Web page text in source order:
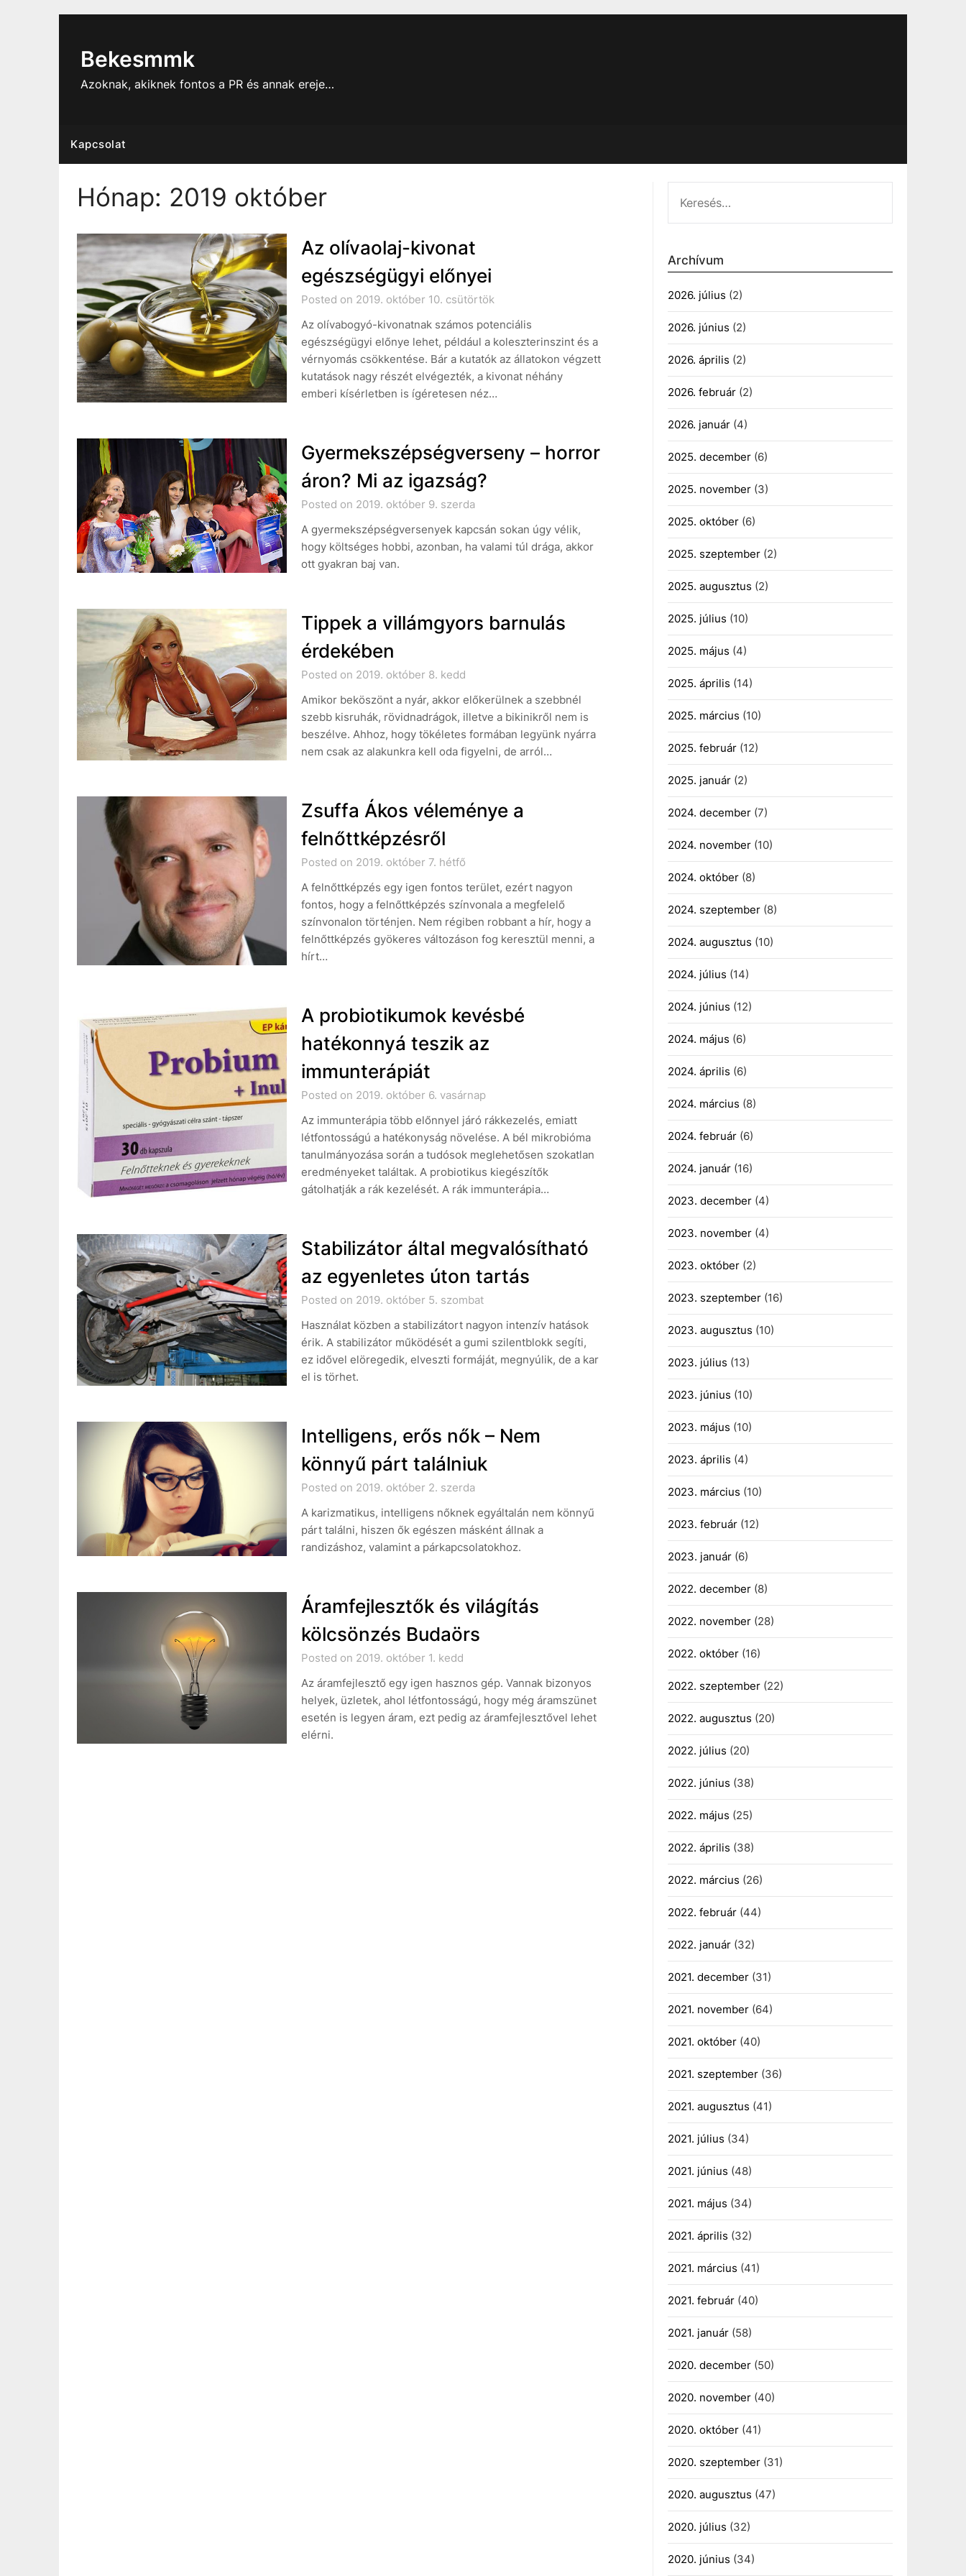
Bekesmmk
Azoknak, akiknek fontos a PR és annak ereje…
Kapcsolat
Hónap: 2019 október
Az olívaolaj-kivonat
egészségügyi előnyei
Posted on 2019. október 10. csütörtök
Az olívabogyó-kivonatnak számos potenciális
egészségügyi előnye lehet, például a koleszterinszint és a
vérnyomás csökkentése. Bár a kutatók az állatokon végzett
kutatások nagy részét elvégezték, a kivonat néhány
emberi kísérletben is ígéretesen néz…
Gyermekszépségverseny – horror
áron? Mi az igazság?
Posted on 2019. október 9. szerda
A gyermekszépségversenyek kapcsán sokan úgy vélik,
hogy költséges hobbi, azonban, ha valami túl drága, akkor
ott gyakran baj van.
Tippek a villámgyors barnulás
érdekében
Posted on 2019. október 8. kedd
Amikor beköszönt a nyár, akkor előkerülnek a szebbnél
szebb kisruhák, rövidnadrágok, illetve a bikinikről nem is
beszélve. Ahhoz, hogy tökéletes formában legyünk nyárra
nem csak az alakunkra kell oda figyelni, de arról…
Zsuffa Ákos véleménye a
felnőttképzésről
Posted on 2019. október 7. hétfő
A felnőttképzés egy igen fontos terület, ezért nagyon
fontos, hogy a felnőttképzés színvonala a megfelelő
színvonalon történjen. Nem régiben robbant a hír, hogy a
felnőttképzés gyökeres változáson fog keresztül menni, a
hírt…
A probiotikumok kevésbé
hatékonnyá teszik az
immunterápiát
Posted on 2019. október 6. vasárnap
Az immunterápia több előnnyel járó rákkezelés, emiatt
létfontosságú a hatékonyság növelése. A bél mikrobióma
tanulmányozása során a tudósok meglehetősen szokatlan
eredményeket találtak. A probiotikus kiegészítők
gátolhatják a rák kezelését. A rák immunterápia…
Stabilizátor által megvalósítható
az egyenletes úton tartás
Posted on 2019. október 5. szombat
Használat közben a stabilizátort nagyon intenzív hatások
érik. A stabilizátor működését a gumi szilentblokk segíti,
ez idővel elöregedik, elveszti formáját, megnyúlik, de a kar
el is törhet.
Intelligens, erős nők – Nem
könnyű párt találniuk
Posted on 2019. október 2. szerda
A karizmatikus, intelligens nőknek egyáltalán nem könnyű
párt találni, hiszen ők egészen másként állnak a
randizáshoz, valamint a párkapcsolatokhoz.
Áramfejlesztők és világítás
kölcsönzés Budaörs
Posted on 2019. október 1. kedd
Az áramfejlesztő egy igen hasznos gép. Vannak bizonyos
helyek, üzletek, ahol létfontosságú, hogy még áramszünet
esetén is legyen áram, ezt pedig az áramfejlesztővel lehet
elérni.
Archívum
2026. július (2)
2026. június (2)
2026. április (2)
2026. február(2)
2026. január(4)
2025. december(6)
2025. november(3)
2025. október(6)
2025. szeptember(2)
2025. augusztus (2)
2025. július (10)
2025. május (4)
2025. április (14)
2025. március (10)
2025. február(12)
2025. január(2)
2024. december(7)
2024. november(10)
2024. október(8)
2024. szeptember(8)
2024. augusztus (10)
2024. július (14)
2024. június (12)
2024. május (6)
2024. április (6)
2024. március (8)
2024. február(6)
2024. január(16)
2023. december(4)
2023. november(4)
2023. október(2)
2023. szeptember(16)
2023. augusztus (10)
2023. július (13)
2023. június (10)
2023. május (10)
2023. április (4)
2023. március (10)
2023. február(12)
2023. január(6)
2022. december(8)
2022. november(28)
2022. október(16)
2022. szeptember(22)
2022. augusztus (20)
2022. július (20)
2022. június (38)
2022. május (25)
2022. április (38)
2022. március (26)
2022. február(44)
2022. január(32)
2021. december(31)
2021. november(64)
2021. október(40)
2021. szeptember(36)
2021. augusztus (41)
2021. július (34)
2021. június (48)
2021. május (34)
2021. április (32)
2021. március (41)
2021. február(40)
2021. január(58)
2020. december(50)
2020. november(40)
2020. október(41)
2020. szeptember(31)
2020. augusztus (47)
2020. július (32)
2020. június (34)